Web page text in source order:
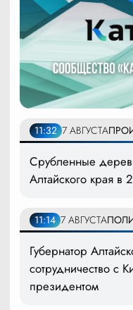
11:32 7 АВГУСТА
Срубленные
Алтайского края в
11:14 7 АВГУСТА
Губернатор
сотрудничество с
президентом